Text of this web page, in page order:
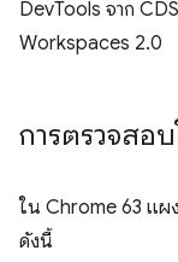
DevTools จาก
Workspaces 2.0
การตรวจสอ
ใน Chrome 63 แผง
ดังนี้